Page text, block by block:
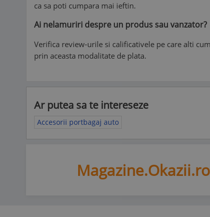
ca sa poti cumpara mai ieftin.
Ai nelamuriri despre un produs sau vanzator?
Verifica review-urile si calificativele pe care alti
prin aceasta modalitate de plata.
Ar putea sa te intereseze
Accesorii portbagaj auto
Magazine.Okazii.ro